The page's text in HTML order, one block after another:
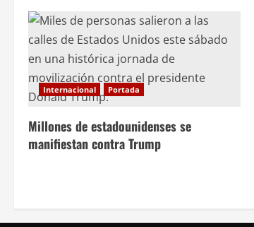
Internacional Portada
Millones de estadounidenses se
manifiestan contra Trump